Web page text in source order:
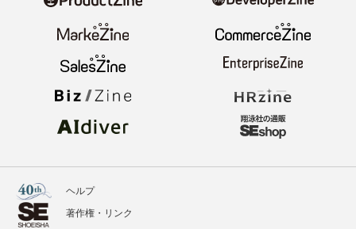
ヘルプ
著作権・リンク